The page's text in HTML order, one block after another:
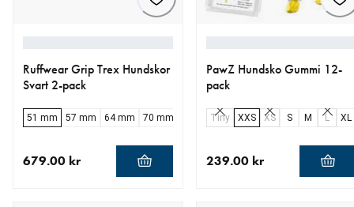
Ruffwear Grip Trex Hundskor
Svart 2-pack
51 mm 57 mm 64 mm 70 mm 76 mm 83 mm
679.00 kr
PawZ Hundsko Gummi 12-
pack
Tiny XXS XS S M L XL
239.00 kr